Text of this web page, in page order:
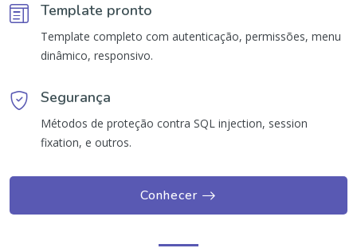
Template pronto
Template completo com autenticação, permissões, menu
dinâmico, responsivo.
Segurança
Métodos de proteção contra SQL injection, session
fixation, e outros.
Conhecer